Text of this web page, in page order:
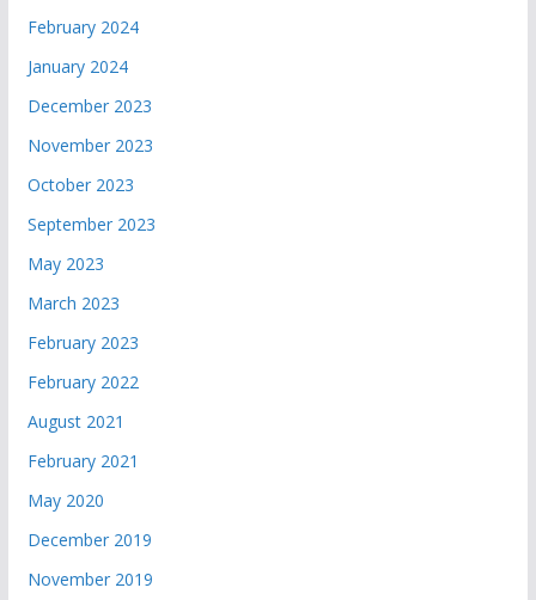
February 2024
January 2024
December 2023
November 2023
October 2023
September 2023
May 2023
March 2023
February 2023
February 2022
August 2021
February 2021
May 2020
December 2019
November 2019